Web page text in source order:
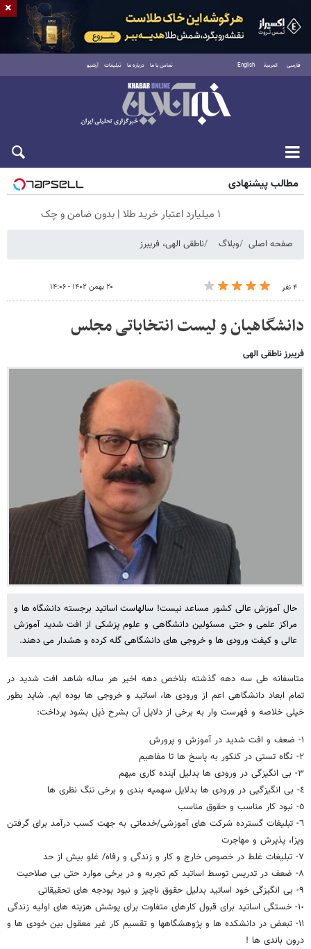
فارسی العربية English تماس با ما درباره ما تبلیغات آرشیو
جمعه ۱۶ مرداد ۱۴۰۵
مطالب پیشنهادی
۱ میلیارد اعتبار خرید طلا | بدون ضامن و چک
صفحه اصلی وبلاگ ناطقی الهی، فریبرز
۴ نفر ۲۰ بهمن ۱۴۰۲ - ۱۴:۰۶
دانشگاهیان و لیست انتخاباتی مجلس
فریبرز ناطقی الهی
حال آموزش عالی کشور مساعد نیست! سالهاست اساتید برجسته دانشگاه ها و
مراکز علمی و حتی مسئولین دانشگاهی و علوم پزشکی از افت شدید آموزش
عالی و کیفت ورودی ها و خروجی های دانشگاهی گله کرده و هشدار می دهند.
متاسفانه طی سه دهه گذشته بلاخص دهه اخیر هر ساله شاهد افت شدید در
تمام ابعاد دانشگاهی اعم از ورودی ها، اساتید و خروجی ها بوده ایم. شاید بطور
خیلی خلاصه و فهرست وار به برخی از دلایل آن بشرح ذیل بشود پرداخت:
١- ضعف و افت شدید در آموزش و پرورش
٢- نگاه تستی در کنکور به پاسخ ها تا مفاهیم
٣- بی انگیزگی در ورودی ها بدلیل آینده کاری مبهم
٤- بی انگیزگیی در ورودی ها بدلایل سهمیه بندی و برخی تنگ نظری ها
٥- نبود کار مناسب و حقوق مناسب
٦- تبلیغات گسترده شرکت های آموزشی/خدماتی به جهت کسب درآمد برای گرفتن
ویزا، پذیرش و مهاجرت
٧- تبلیغات غلط در خصوص خارج و کار و زندگی و رفاه/ غلو بیش از حد
٨- ضعف در تدریس توسط اساتید کم تجربه و در برخی موارد حتی بی صلاحیت
٩- بی انگیزگی خود اساتید بدلیل حقوق ناچیز و نبود بودجه های تحقیقاتی
١٠- خستگی اساتید برای قبول کارهای متفاوت برای پوشش هزینه های اولیه زندگی
١١- تبعض در دانشکده ها و پژوهشگاهها و تقسیم کار غیر معقول بین خودی ها و
درون باندی ها !
×